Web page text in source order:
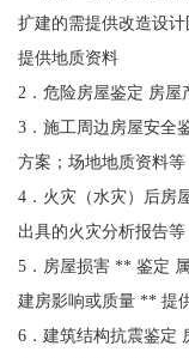
扩建的需提供改造设
提供地质资料
2．危险房屋鉴定 房屋
3．施工周边房屋安全
方案；场地地质资料等
4．火灾（水灾）后房
出具的火灾分析报告等
5．房屋损害 ** 鉴定
建房影响或质量 ** 提
6．建筑结构抗震鉴定